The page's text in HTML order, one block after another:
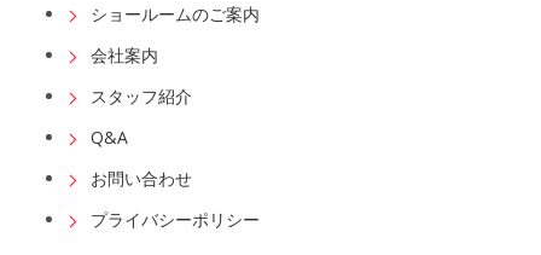
ショールームのご案内
会社案内
スタッフ紹介
Q&A
お問い合わせ
プライバシーポリシー